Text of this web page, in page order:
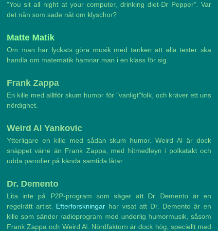
"You sit all night at your computer, drinking diet-Dr Pepper". Var
det nån som sade nåt om klyschor?
Matte Matik
Om man har lyckats göra musik med tanken att alla texter ska
handla om matematik hamnar man i en klass för sig.
Frank Zappa
En kille med alltför skum humor för "vanligt"folk, och kräver ett uns
nördighet.
Weird Al Yankovic
Ytterligare en kille med sådan skum humor. Weird Al är dock
snäppet värre än Frank Zappa, med hitmedleyn i polkatakt och
udda parodier på kända samtida låtar.
Dr. Demento
Lita inte på P2P-program som säger att Dr Demento är en
regelrätt artist. Efterforskningar har visat att Dr. Demento är en
kille som sänder radioprogram med underlig humormusik, såsom
Frank Zappa och Weird Al. Nördfaktorn är dock hög, speciellt med